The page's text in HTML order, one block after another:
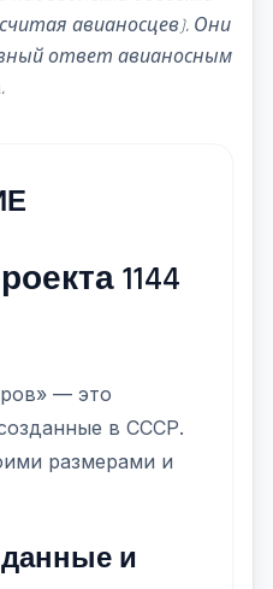
авианосцев). Они
ответ авианосным
1144
— это
в СССР.
размерами и
и